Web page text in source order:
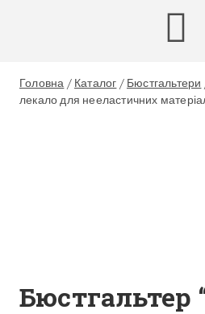
Головна / Каталог / Бюстгальтери
лекало для нееластичних
Бюстгальтер